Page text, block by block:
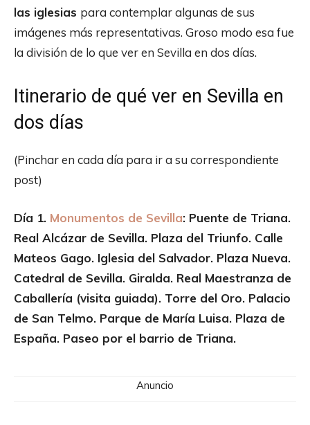
las iglesias para contemplar algunas de sus
imágenes más representativas. Groso modo esa fue
la división de lo que ver en Sevilla en dos días.
Itinerario de qué ver en Sevilla en
dos días
(Pinchar en cada día para ir a su correspondiente
post)
Día 1. Monumentos de Sevilla: Puente de Triana.
Real Alcázar de Sevilla. Plaza del Triunfo. Calle
Mateos Gago. Iglesia del Salvador. Plaza Nueva.
Catedral de Sevilla. Giralda. Real Maestranza de
Caballería (visita guiada). Torre del Oro. Palacio
de San Telmo. Parque de María Luisa. Plaza de
España. Paseo por el barrio de Triana.
Anuncio